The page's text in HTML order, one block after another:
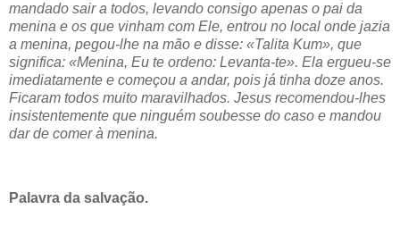
mandado sair a todos, levando consigo apenas o pai da
menina e os que vinham com Ele, entrou no local onde jazia
a menina, pegou-lhe na mão e disse: «Talita Kum», que
significa: «Menina, Eu te ordeno: Levanta-te». Ela ergueu-se
imediatamente e começou a andar, pois já tinha doze anos.
Ficaram todos muito maravilhados. Jesus recomendou-lhes
insistentemente que ninguém soubesse do caso e mandou
dar de comer à menina.
Palavra da salvação.